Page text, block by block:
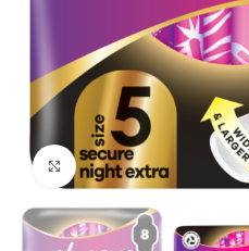
Suurenda